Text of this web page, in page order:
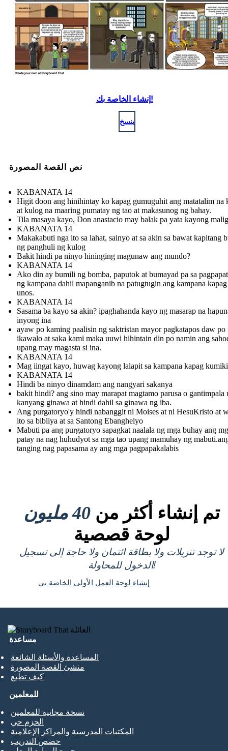
إنشاء الخاصة بك!
ينسخ
نص القصة المصورة
KABANATA 14
Higit doon ang hinihintay ko kapag gumuguhit ang matatalim na
at kulog na maaring pumatay ng tao at makasunog ng bahay.
Tila masaya kayo, Don anastacio may balak pa yata kayong
KABANATA 14
Makakabuti nga ito sa lahat, sainyo at sa akin sa bawat kapitang
ng panghuli ng kulog
Bakit hindi pa ninyo hininging magunaw ang mundo?
KABANATA 14
Ako din ay bumili ng bomba, paputok at bumayad pa sa
ng kampana dahil mapanganib na patugtugin ang kampana
unos .
KABANATA 14
Sasama ba kayo sa akin? ipaghahanda kayo ng masarap na
inyong ina
ayaw po kaming paalisin ng saktristan mayor pagkatapos daw po
ikawalo at saka kami maka uuwi hihintain din po namin ang
upang may magasta si ina.
KABANATA 14
Mag iingat kayo, huwag kayong lalapit sa kampana kapag
KABANATA 14
Hindi ba ninyo dinamdam ang nangyari sakanya
bakit hindi? ang sino may marapat magtamo parusa o gantimpala
kanyang ginawa at hindi dahil sa ginawa ng iba.
Ang purgatoryo'y hindi nabanggit ni Moises at ni HesuKristo at
ito sa bibliya at sa Santong Ebanghelyo
Mabuti pa ang purgatoryo sapagkat naalala ng mga buhay ang
patay na nag huhudyot sa mga tao upang mamuhay ng
tanging nag papasama ay ang mga pagpapakalabis
تم إنشاء أكثر من 40 مليون
لوحة قصصية
لا توجد تنزيلات ولا بطاقة ائتمان ولا حاجة إلى تسجيل
الدخول للمحاولة!
إنشاء لوحة العمل الأولى الخاصة بي
مساعدة
المساعدة والأسئلة الشائعة
منشئ القصة المصورة
كيف تطبع
للمعلمين
نسخة مجانية للمعلمين
الحزم حي
المكتبات المدرسية والمراكز الإعلامية
حصص التدريب